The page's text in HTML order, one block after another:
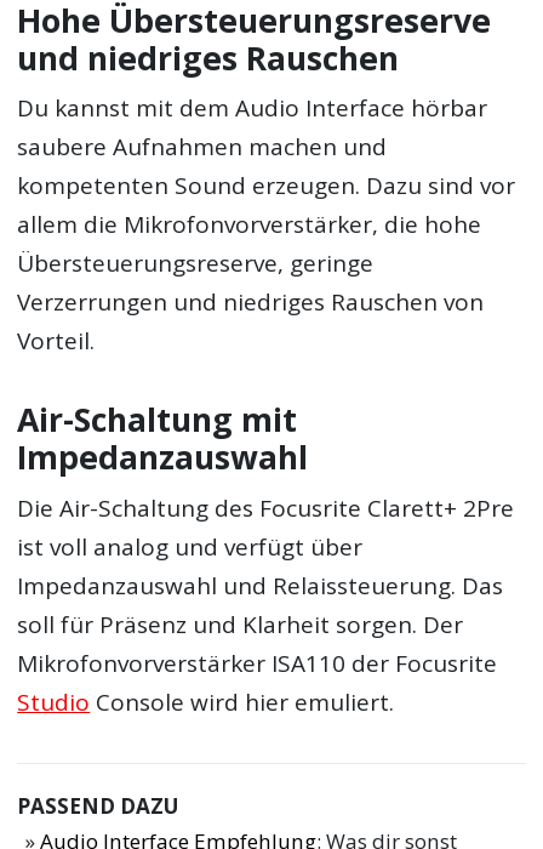
Hohe Übersteuerungsreserve
und niedriges Rauschen
Du kannst mit dem Audio Interface hörbar
saubere Aufnahmen machen und
kompetenten Sound erzeugen. Dazu sind vor
allem die Mikrofonvorverstärker, die hohe
Übersteuerungsreserve, geringe
Verzerrungen und niedriges Rauschen von
Vorteil.
Air-Schaltung mit
Impedanzauswahl
Die Air-Schaltung des Focusrite Clarett+ 2Pre
ist voll analog und verfügt über
Impedanzauswahl und Relaissteuerung. Das
soll für Präsenz und Klarheit sorgen. Der
Mikrofonvorverstärker ISA110 der Focusrite
Studio Console wird hier emuliert.
PASSEND DAZU
Audio Interface Empfehlung: Was dir sonst